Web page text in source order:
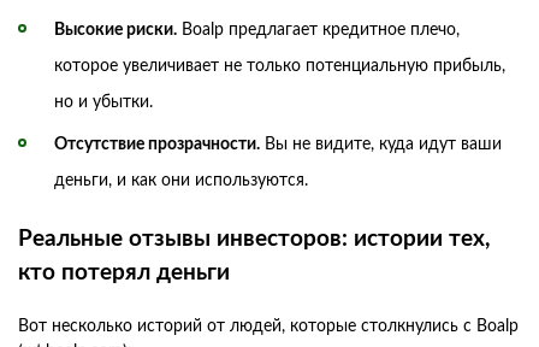
Высокие риски. Boalp предлагает кредитное плечо,
которое увеличивает не только потенциальную прибыль,
но и убытки.
Отсутствие прозрачности. Вы не видите, куда идут ваши
деньги, и как они используются.
Реальные отзывы инвесторов: истории тех,
кто потерял деньги
Вот несколько историй от людей, которые столкнулись с Boalp